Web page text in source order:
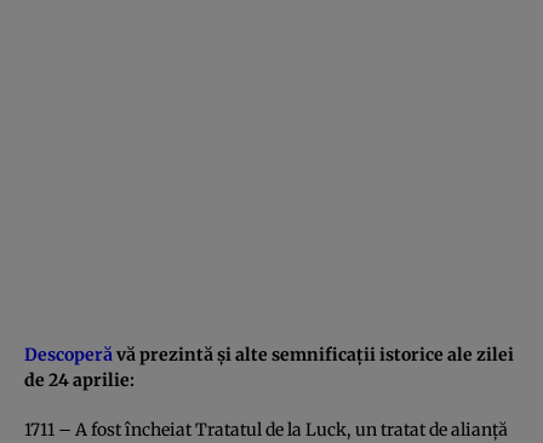
Descoperăvă prezintă şi alte semnificaţii istorice ale zilei
de 24 aprilie:
1711 – A fost încheiat Tratatul de la Luck, un tratat de alianţă